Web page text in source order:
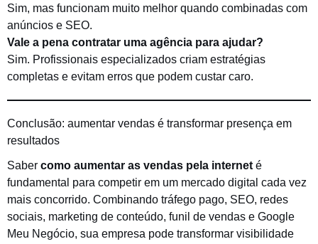
Sim, mas funcionam muito melhor quando combinadas com
anúncios e SEO.
Vale a pena contratar uma agência para ajudar?
Sim. Profissionais especializados criam estratégias
completas e evitam erros que podem custar caro.
Conclusão: aumentar vendas é transformar presença em
resultados
Saber como aumentar as vendas pela internet é
fundamental para competir em um mercado digital cada vez
mais concorrido. Combinando tráfego pago, SEO, redes
sociais, marketing de conteúdo, funil de vendas e Google
Meu Negócio, sua empresa pode transformar visibilidade